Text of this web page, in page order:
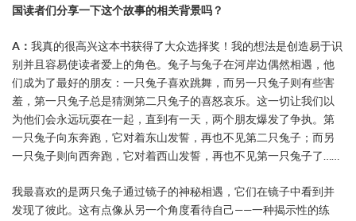
国读者们分享一下这个故事的相关背景吗？
A： 我真的很高兴这本书获得了大众选择奖！我的想法是创造易于识
别并且容易使读者爱上的角色。兔子与兔子在河岸边偶然相遇，他
们成为了最好的朋友：一只兔子喜欢跳舞，而另一只兔子则有些害
羞，第一只兔子总是猜测第二只兔子的喜怒哀乐。这一切让我们以
为他们会永远玩耍在一起，直到有一天，两个朋友爆发了争执。第
一只兔子向东奔跑，它对着东山发誓，再也不见第二只兔子；而另
一只兔子则向西奔跑，它对着西山发誓，再也不见第一只兔子了……
我最喜欢的是两只兔子通过镜子的神秘相遇，它们在镜子中看到并
发现了彼此。这有点像从另一个角度看待自己——一种揭示性的练